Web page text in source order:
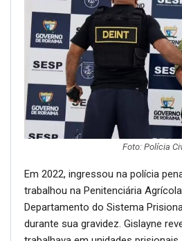
Foto: Polícia
Em 2022, ingressou na polícia
trabalhou na Penitenciária
Departamento do Sistema
durante sua gravidez. Gislayne
trabalhava em unidades prisionais,
imaginava o momento em que
pai finalmente preso.